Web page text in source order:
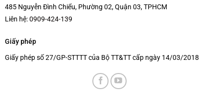
485 Nguyễn Đình Chiểu, Phường 02, Quận 03, TPHCM
Liên hệ:0909-424-139
Giấy phép
Giấy phép số 27/GP-STTTT của Bộ TT&TT cấp ngày 14/03/2018